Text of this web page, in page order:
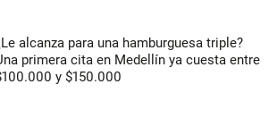
alcanza para una hamburguesa triple?
primera cita en Medellín ya cuesta entre
y $150.000